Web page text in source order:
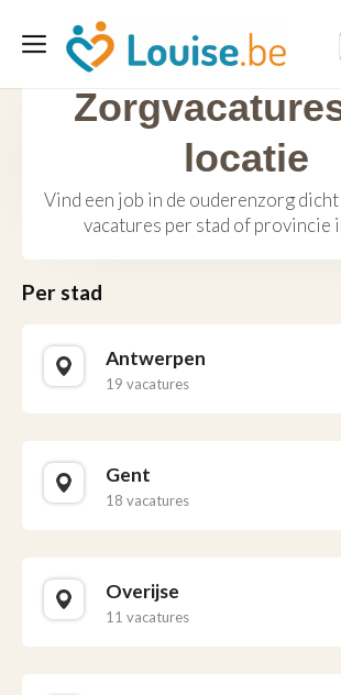
locatie
Vind een job in de ouderenzorg
vacatures per stad of provincie
Per stad
Antwerpen
19 vacatures
Gent
18 vacatures
Overijse
11 vacatures